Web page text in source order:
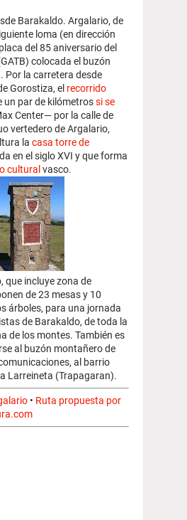
Barakaldo. Argalario, de
loma (en dirección
del 85 aniversario del
colocada el buzón
Por la carretera desde
Gorostiza, el recorrido
un par de kilómetrossi se
Center— por la calle de
vertedero de Argalario,
la casa torre de
en el siglo XVI y que forma
culturalvasco.
que incluye zona de
de 23 mesas y 10
árboles, para una jornada
de Barakaldo, de toda la
de los montes. También es
al buzón montañero de
al barrio
Larreineta (Trapagaran).
• Ruta propuesta por